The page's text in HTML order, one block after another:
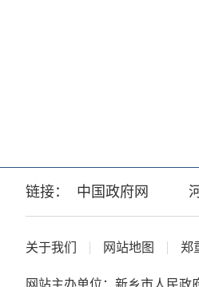
链接： 中国政府网
关于我们 网站地图 郑
网站主办单位：新乡市人民政